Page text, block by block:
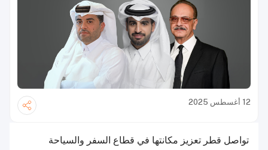
12 أغسطس 2025
تواصل قطر تعزيز مكانتها في قطاع السفر والسياحة